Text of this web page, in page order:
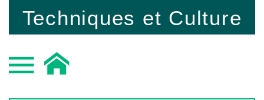
Techniques et Culture